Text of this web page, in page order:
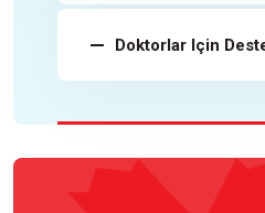
Doktorlar Için